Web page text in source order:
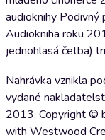
audioknihy
Audiokniha roku
jednohlasá četba)
Nahrávka vznikla
vydané
2013. Copyright ©
with Westwood